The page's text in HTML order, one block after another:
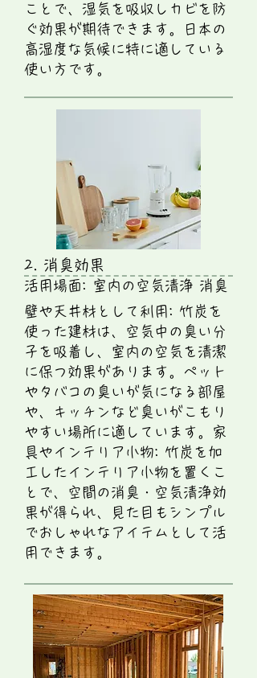
ことで、湿気を吸収しカビを防
ぐ効果が期待できます。日本の
高湿度な気候に特に適している
使い方です。
2. 消臭効果
活用場面: 室内の空気清浄 消臭
壁や天井材として利用: 竹炭を
使った建材は、空気中の臭い分
子を吸着し、室内の空気を清潔
に保つ効果があります。ペット
やタバコの臭いが気になる部屋
や、キッチンなど臭いがこもり
やすい場所に適しています。家
具やインテリア小物: 竹炭を加
工したインテリア小物を置くこ
とで、空間の消臭・空気清浄効
果が得られ、見た目もシンプル
でおしゃれなアイテムとして活
用できます。